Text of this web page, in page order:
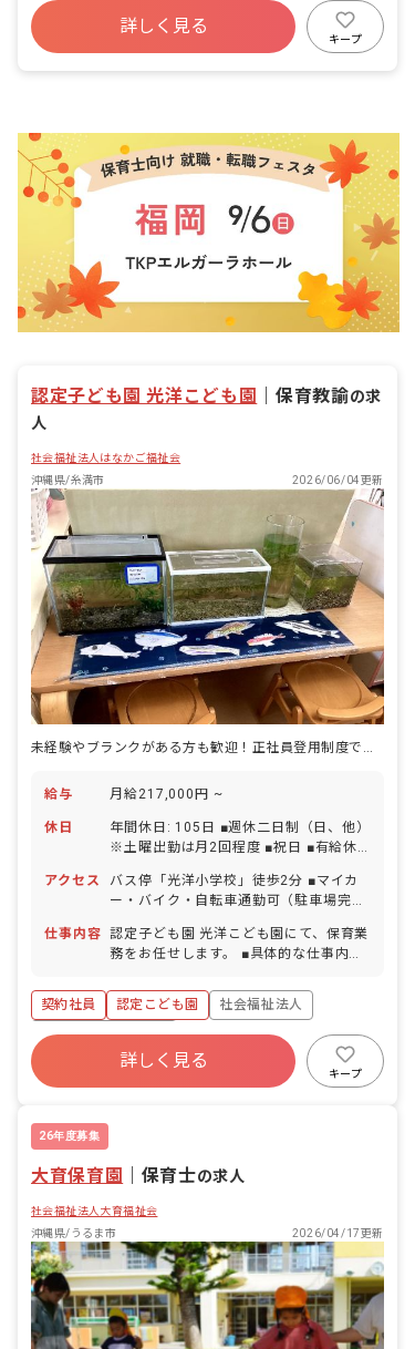
寮・住宅・家賃補助あり
社会保険完備
詳しく見る
キープ
認定子ども園 光洋こども園 保育教諭の求
人
社会福祉法人はなかご福祉会
沖縄県/糸満市
2026/06/04更新
未経験やブランクがある方も歓迎！正社員登用制度でキャリアアップも！
給与 月給217,000円 ~
休日
年間休日: 105日 ■週休二日制（日、他）
※土曜出勤は月2回程度 ■祝日 ■有給休
／有給使用で5日以上の連休取得可） ■
産前産後・育児休暇（取得率100％・復
帰率100％） ■介護・看護休暇 ■慶弔休
暇
アクセス
バス停「光洋小学校」徒歩2分 ■マイカ
ー・バイク・自転車通勤可（駐車場完
仕事内容 認定子ども園 光洋こども園にて、保育業
務をお任せします。 ■具体的な仕事内容
（アプリ使用） ・週案・日誌（ドキュメ
ンテーション）の作成（アプリ使用） ・
保護者対応（アプリ使用）
契約社員 認定こども園
社会福祉法人
ボーナス・賞与あり
寮・住宅・家賃補助あり
社会保険完備
昇給昇進あり
詳しく見る
キープ
26年度募集
大育保育園 保育士の求人
社会福祉法人大育福祉会
沖縄県/うるま市
2026/04/17更新